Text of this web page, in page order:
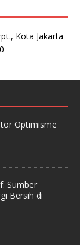
Kota Jakarta
Optimisme
Sumber
Bersih di